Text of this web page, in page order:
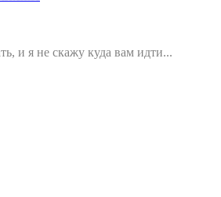
и я не скажу куда вам идти...